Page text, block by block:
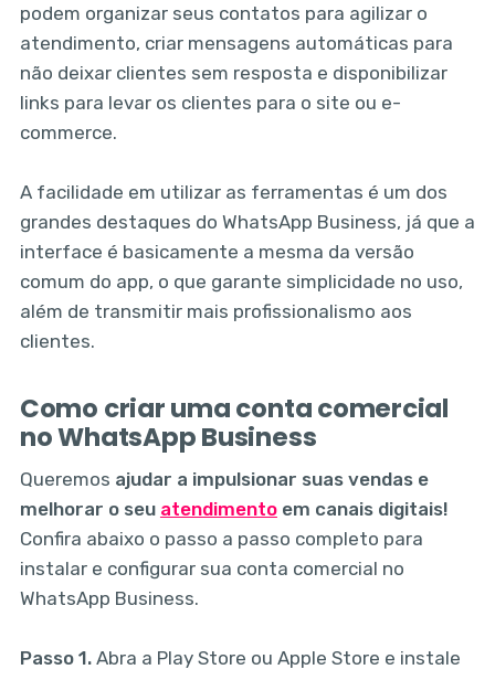
podem organizar seus contatos para agilizar o
atendimento, criar mensagens automáticas para
não deixar clientes sem resposta e disponibilizar
links para levar os clientes para o site ou e-
commerce.
A facilidade em utilizar as ferramentas é um dos
grandes destaques do WhatsApp Business, já que a
interface é basicamente a mesma da versão
comum do app, o que garante simplicidade no uso,
além de transmitir mais profissionalismo aos
clientes.
Como criar uma conta comercial
no WhatsApp Business
Queremos ajudar a impulsionar suas vendas e
melhorar o seu atendimentoem canais digitais!
Confira abaixo o passo a passo completo para
instalar e configurar sua conta comercial no
WhatsApp Business.
Passo 1.Abra a Play Store ou Apple Store e instale